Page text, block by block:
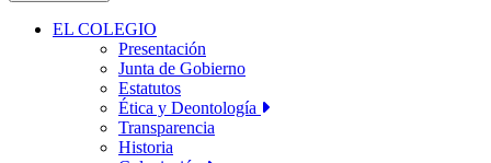
EL COLEGIO
Presentación
Junta de Gobierno
Estatutos
Ética y Deontología
Transparencia
Historia